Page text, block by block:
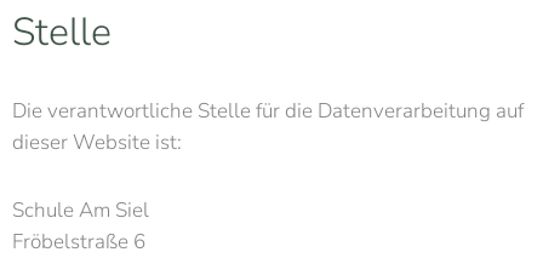
Stelle
Die verantwortliche Stelle für die Datenverarbeitung auf
dieser Website ist:
Schule Am Siel
Fröbelstraße 6